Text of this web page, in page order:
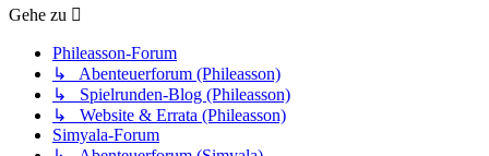
Gehe zu
Phileasson-Forum
↳ Abenteuerforum (Phileasson)
↳ Spielrunden-Blog (Phileasson)
↳ Website & Errata (Phileasson)
Simyala-Forum